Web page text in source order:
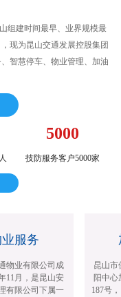
组建时间最早、业界规模最
现为昆山交通发展控股集团
智慧停车、物业管理、加油
5000
技防服务客户5000家
服务
物业有限公司成
11月，是昆山安
有限公司下属一
昆山市
阳中心
187号，